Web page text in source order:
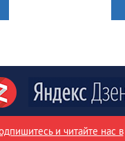
и читайте нас в